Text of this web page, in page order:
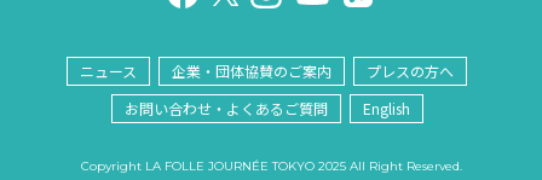
ニュース 企業・団体協賛のご案内
プレスの方へ
お問い合わせ・よくあるご質問
English
Copyright LA FOLLE JOURNÉE TOKYO 2025 All Right Reserved.